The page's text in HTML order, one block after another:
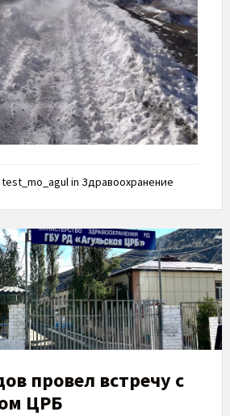
test_mo_agulin Здравоохранение
провел встречу с
ЦРБ